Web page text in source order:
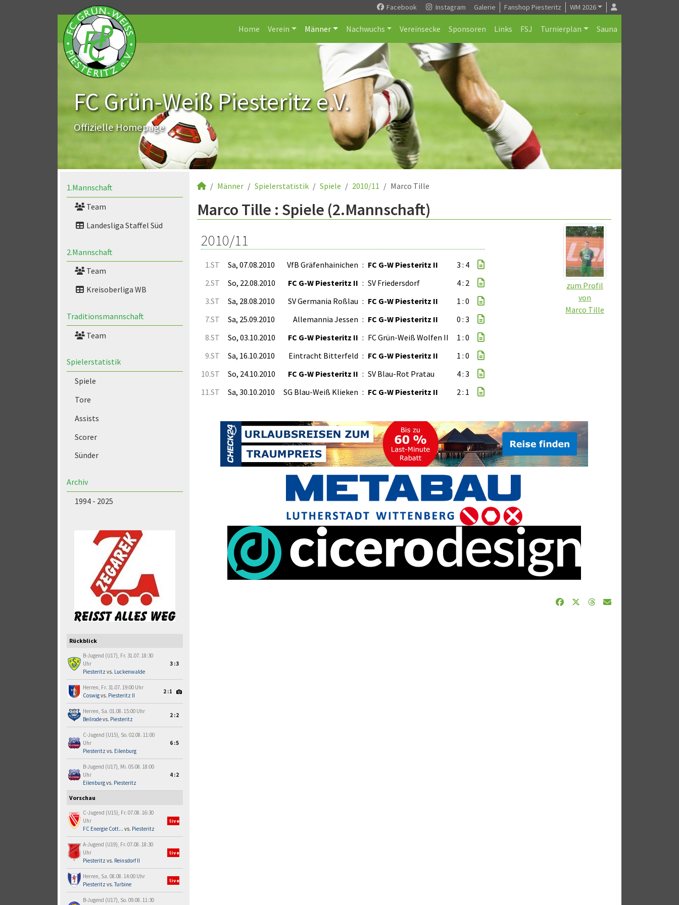
Facebook Instagram Galerie Fanshop Piesteritz WM 2026
Home Verein Männer Nachwuchs Vereinsecke Sponsoren Links FSJ Turnierplan Sauna
FC Grün-Weiß Piesteritz e.V.
Offizielle Homepage
1.Mannschaft
Team
Landesliga Staffel Süd
2.Mannschaft
Team
Kreisoberliga WB
Traditionsmannschaft
Team
Spielerstatistik
Spiele
Tore
Assists
Scorer
Sünder
Archiv
1994 - 2025
Rückblick
B-Jugend (U17), Fr. 31.07. 18:30
Uhr
Piesteritz vs. Luckenwalde
3:3
Herren, Fr. 31.07. 19:00 Uhr
Coswigvs. Piesteritz II
2:1
Herren, Sa. 01.08. 15:00 Uhr
Beilrodevs. Piesteritz
2:2
C-Jugend (U15), So. 02.08. 11:00
Uhr
Piesteritz vs. Eilenburg
6:5
B-Jugend (U17), Mi. 05.08. 18:00
Uhr
Eilenburgvs. Piesteritz
4:2
Vorschau
C-Jugend (U15), Fr. 07.08. 16:30
Uhr
FC Energie Cott... vs. Piesteritz
live
A-Jugend (U19), Fr. 07.08. 18:30
Uhr
Piesteritz vs. Reinsdorf II
live
Herren, Sa. 08.08. 14:00 Uhr
Piesteritz vs.Turbine
live
B-Jugend (U17), So. 09.08. 11:30
Männer Spielerstatistik Spiele 2010/11 Marco Tille
Marco Tille : Spiele (2.Mannschaft)
zum Profil
von
Marco Tille
2010/11
1.ST Sa, 07.08.2010 VfB Gräfenhainichen : FC G-W Piesteritz II
3 : 4
2.ST
So, 22.08.2010 FC G-W Piesteritz II : SV Friedersdorf
4 : 2
3.ST
Sa, 28.08.2010 SV Germania Roßlau : FC G-W Piesteritz II
1 : 0
7.ST
Sa, 25.09.2010 Allemannia Jessen : FC G-W Piesteritz II
0 : 3
8.ST
So, 03.10.2010 FC G-W Piesteritz II : FC Grün-Weiß Wolfen II
1 : 0
9.ST
Sa, 16.10.2010 Eintracht Bitterfeld : FC G-W Piesteritz II
1 : 0
10.ST
So, 24.10.2010 FC G-W Piesteritz II : SV Blau-Rot Pratau
4 : 3
11.ST
Sa, 30.10.2010 SG Blau-Weiß Klieken : FC G-W Piesteritz II 2 : 1